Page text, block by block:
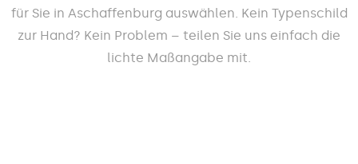
für Sie in Aschaffenburg auswählen. Kein Typenschild
zur Hand? Kein Problem – teilen Sie uns einfach die
lichte Maßangabe mit.